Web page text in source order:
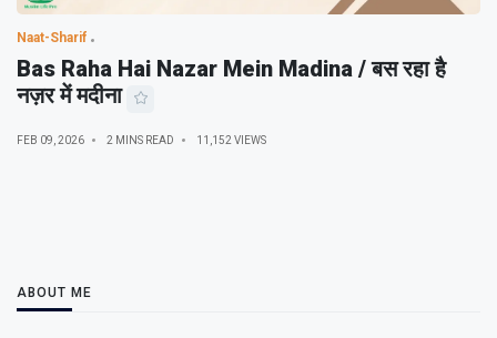
Naat-Sharif
Bas Raha Hai Nazar Mein Madina / बस रहा है
नज़र में मदीना
FEB 09, 2026 2 MINS READ 11,152 VIEWS
ABOUT ME